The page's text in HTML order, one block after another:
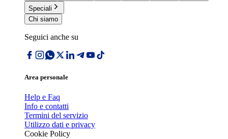
Speciali
Chi siamo
Seguici anche su
Area personale
Help e Faq
Info e contatti
Termini del servizio
Utilizzo dati e privacy
Cookie Policy